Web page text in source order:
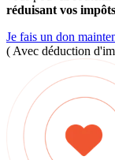
réduisant vos
Je fais un don
( Avec déduction